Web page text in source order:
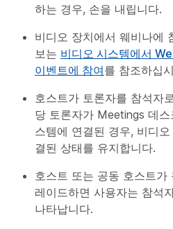
하는 경우, 손을 내립니다.
비디오 장치에서 웨비나에
보는 비디오 시스템에서
이벤트에 참여를 참조하십
호스트가 토론자를 참석자
당 토론자가 Meetings 데
스템에 연결된 경우, 비디
결된 상태를 유지합니다.
호스트 또는 공동 호스트가
레이드하면 사용자는 참석
나타납니다.